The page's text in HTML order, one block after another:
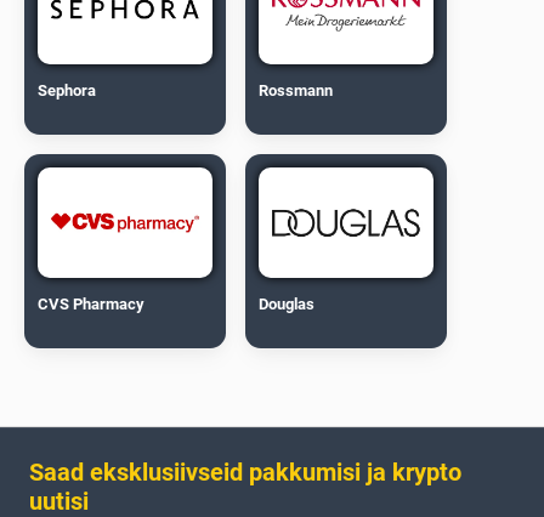
Sephora Rossmann
CVS Pharmacy Douglas
Saad eksklusiivseid pakkumisi ja krypto
uutisi